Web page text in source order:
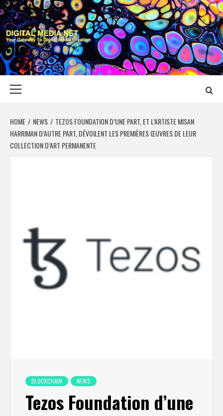
Skip
to
content
DIGITAL MEDIA
YOUR GATEWAY TO DIGITAL MEDIA CREATION
HOME NEWS
TEZOS FOUNDATION D’UNE PART, ET L’ARTISTE MISAN
HARRIMAN D’AUTRE PART, DÉVOILENT LES PREMIÈRES ŒUVRES DE LEUR
COLLECTION D’ART PERMANENTE
BLOCKCHAIN NEWS
Tezos Foundation d’une